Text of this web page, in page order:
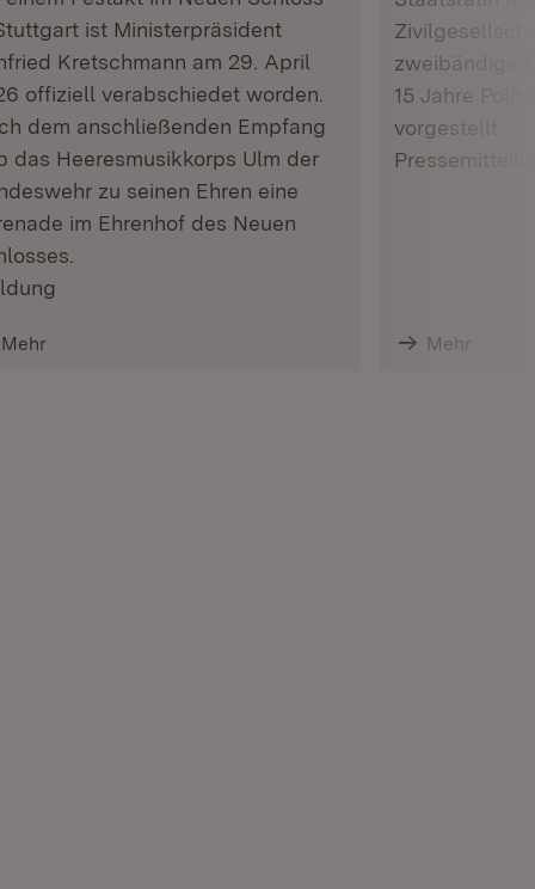
ist Ministerpräsident
Kretschmann am 29. April
offiziell verabschiedet worden.
dem anschließenden Empfang
das Heeresmusikkorps Ulm der
zu seinen Ehren eine
im Ehrenhof des Neuen
Mehr
zweibändige
15 Jahre
vorgestellt.
Mehr